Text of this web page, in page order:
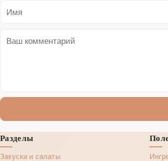
Разделы
Закуски и салаты